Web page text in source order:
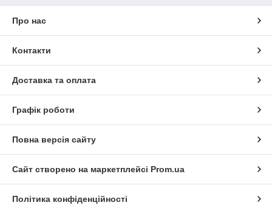
Про нас
Контакти
Доставка та оплата
Графік роботи
Повна версія сайту
Сайт створено на маркетплейсі Prom.ua
Політика конфіденційності